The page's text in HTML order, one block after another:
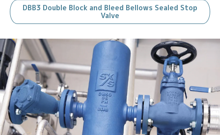
DBB3 Double Block and Bleed Bellows Sealed Stop
Valve